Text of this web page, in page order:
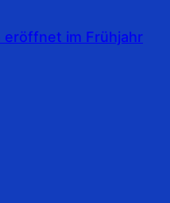
eröffnet im Frühjahr